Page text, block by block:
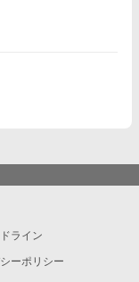
ライン
ーポリシー